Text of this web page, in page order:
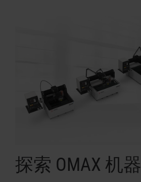
探索 OMAX 机器